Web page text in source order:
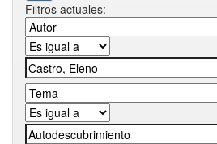
Filtros actuales: